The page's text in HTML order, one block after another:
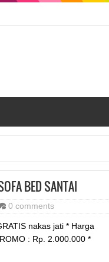
BED SANTAI
0 comments
nakas jati * Harga
: Rp. 2.000.000 *